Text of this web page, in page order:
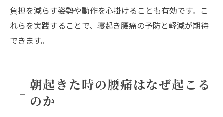
負担を減らす姿勢や動作を心掛けることも有効です。こ
れらを実践することで、寝起き腰痛の予防と軽減が期待
できます。
朝起きた時の腰痛はなぜ起こる
のか